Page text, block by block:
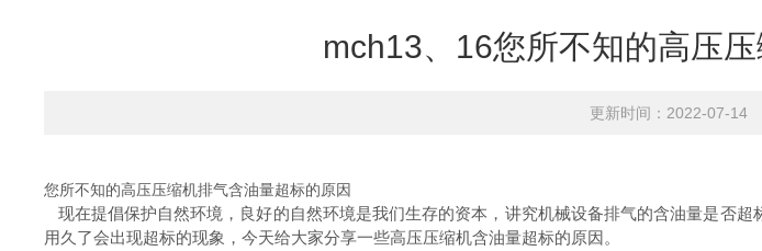
mch13、16您所不知的高压
更新时间：2022-07-
您所不知的高压压缩机排气含油量超标的原因
现在提倡保护自然环境，良好的自然环境是我们生存的资本，讲究机械设备排气的含油量是否
用久了会出现超标的现象，今天给大家分享一些高压压缩机含油量超标的原因。